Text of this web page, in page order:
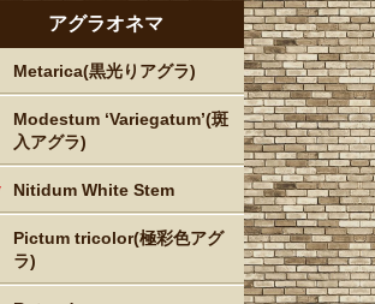
アグラオネマ
Metarica(黒光りアグラ)
Modestum ‘Variegatum’(斑
入アグラ)
Nitidum White Stem
Pictum tricolor(極彩色アグ
ラ)